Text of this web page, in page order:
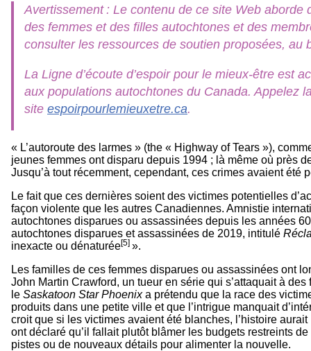
Ateliers
101
Avertissement : Le contenu de ce site Web
des femmes et des filles autochtones et des
consulter les ressources de soutien proposées, au
La Ligne d’écoute d’espoir pour le mieux-être est
aux populations autochtones du Canada. Appelez
site espoirpourlemieuxetre.ca.
« L’autoroute des larmes » (the « Highway of Tears »),
jeunes femmes ont disparu depuis 1994 ; là même où près
Jusqu’à tout récemment, cependant, ces crimes avaient
Le fait que ces dernières soient des victimes potentielles
façon violente que les autres Canadiennes. Amnistie
autochtones disparues ou assassinées depuis les années
autochtones disparues et assassinées de 2019, intitulé
inexacte ou dénaturée[5] ».
Les familles de ces femmes disparues ou assassinées ont
John Martin Crawford, un tueur en série qui s’attaquait à
le Saskatoon Star Phoenixa prétendu que la race des
produits dans une petite ville et que l’intrigue manquait
croit que si les victimes avaient été blanches, l’histoire
ont déclaré qu’il fallait plutôt blâmer les budgets restreints
pistes ou de nouveaux détails pour alimenter la nouvelle.